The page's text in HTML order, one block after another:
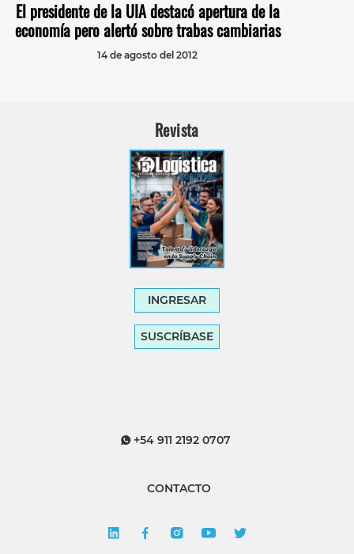
El presidente de la UIA destacó apertura de la
economía pero alertó sobre trabas cambiarias
14 de agosto del 2012
Revista
INGRESAR
SUSCRÍBASE
+54 911 2192 0707
CONTACTO